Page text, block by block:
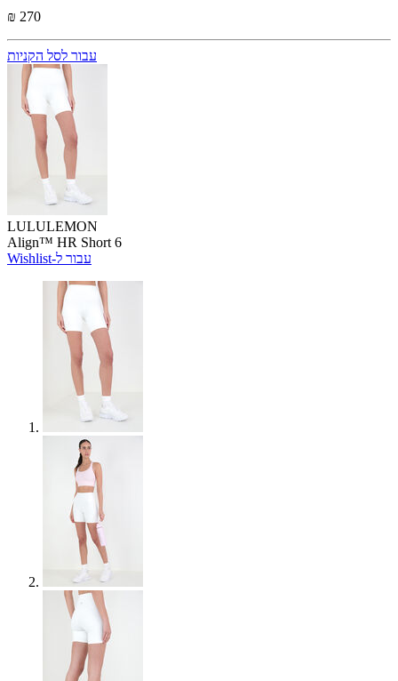
₪ 270
עבור לסל הקניות
LULULEMON
Align™ HR Short 6
Wishlist-עבור ל